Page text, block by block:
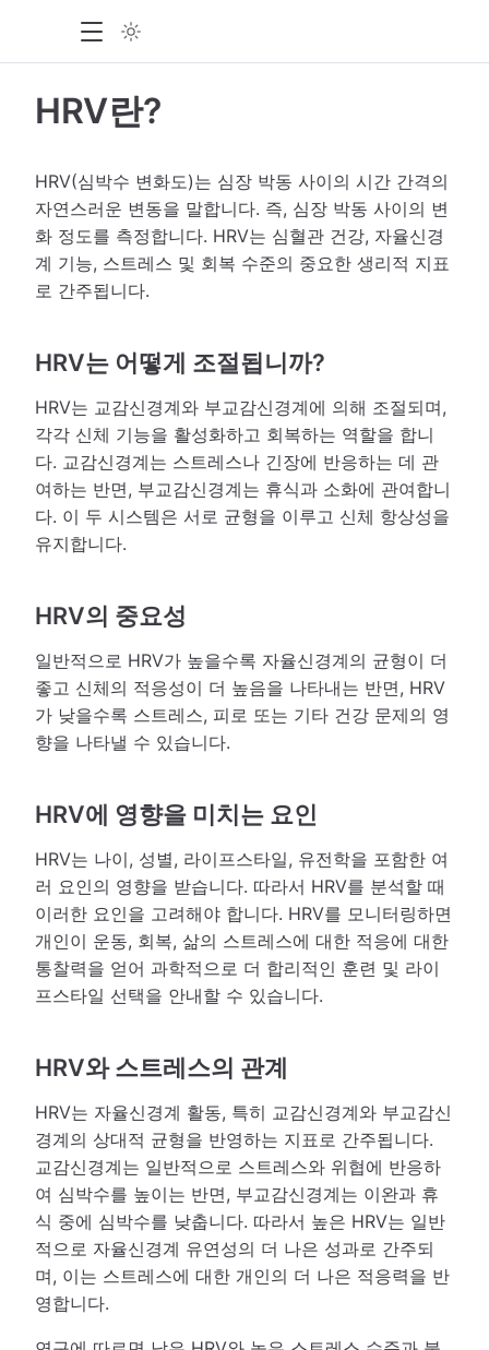
HRV란?
HRV(심박수 변화도)는 심장 박동 사이의 시간 간격의
자연스러운 변동을 말합니다. 즉, 심장 박동 사이의 변
화 정도를 측정합니다. HRV는 심혈관 건강, 자율신경
계 기능, 스트레스 및 회복 수준의 중요한 생리적 지표
로 간주됩니다.
HRV는 어떻게 조절됩니까?
HRV는 교감신경계와 부교감신경계에 의해 조절되며,
각각 신체 기능을 활성화하고 회복하는 역할을 합니
다. 교감신경계는 스트레스나 긴장에 반응하는 데 관
여하는 반면, 부교감신경계는 휴식과 소화에 관여합니
다. 이 두 시스템은 서로 균형을 이루고 신체 항상성을
유지합니다.
HRV의 중요성
일반적으로 HRV가 높을수록 자율신경계의 균형이 더
좋고 신체의 적응성이 더 높음을 나타내는 반면, HRV
가 낮을수록 스트레스, 피로 또는 기타 건강 문제의 영
향을 나타낼 수 있습니다.
HRV에 영향을 미치는 요인
HRV는 나이, 성별, 라이프스타일, 유전학을 포함한 여
러 요인의 영향을 받습니다. 따라서 HRV를 분석할 때
이러한 요인을 고려해야 합니다. HRV를 모니터링하면
개인이 운동, 회복, 삶의 스트레스에 대한 적응에 대한
통찰력을 얻어 과학적으로 더 합리적인 훈련 및 라이
프스타일 선택을 안내할 수 있습니다.
HRV와 스트레스의 관계
HRV는 자율신경계 활동, 특히 교감신경계와 부교감신
경계의 상대적 균형을 반영하는 지표로 간주됩니다.
교감신경계는 일반적으로 스트레스와 위협에 반응하
여 심박수를 높이는 반면, 부교감신경계는 이완과 휴
식 중에 심박수를 낮춥니다. 따라서 높은 HRV는 일반
적으로 자율신경계 유연성의 더 나은 성과로 간주되
며, 이는 스트레스에 대한 개인의 더 나은 적응력을 반
영합니다.